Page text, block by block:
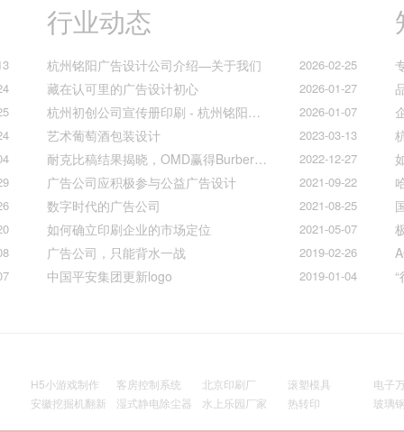
行业动态
2026-02-25
杭州铭阳广告设计公司介绍—关于我们
2026-01-27
藏在认可里的广告设计初心
2026-01-07
杭州初创公司宣传册印刷 - 杭州铭阳广告一站式解决方案
2023-03-13
艺术葡萄酒包装设计
2022-12-27
耐克比稿结果揭晓，OMD赢得Burberry全球媒介业务（转自广告狂人日报）
2021-09-22
广告公司应积极参与公益广告设计
2021-08-25
数字时代的广告公司
2021-05-07
如何确立印刷企业的市场定位
2019-02-26
广告公司，只能背水一战
2019-01-04
中国平安集团更新logo
H5小游戏制作 客房控制系统 北京印刷厂 滚塑模具
电子
安徽挖掘机翻新
湿式静电除尘器 水上乐园厂家 热转印 玻璃